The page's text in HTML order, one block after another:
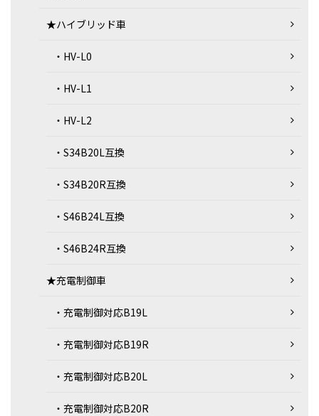
★ハイブリッド車
・HV-L0
・HV-L1
・HV-L2
・S34B20L互換
・S34B20R互換
・S46B24L互換
・S46B24R互換
★充電制御車
・充電制御対応B19L
・充電制御対応B19R
・充電制御対応B20L
・充電制御対応B20R